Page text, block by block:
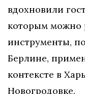
вдохновили
которым можно
инструменты,
Берлине,
контексте в
Новогродовке.